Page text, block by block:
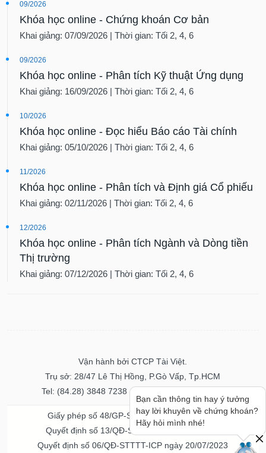
09/2026
Khóa học online - Chứng khoán Cơ bản
Khai giảng: 07/09/2026 | Thời gian: Tối 2, 4, 6
09/2026
Khóa học online - Phân tích Kỹ thuật Ứng dụng
Khai giảng: 16/09/2026 | Thời gian: Tối 2, 4, 6
10/2026
Khóa học online - Đọc hiểu Báo cáo Tài chính
Khai giảng: 05/10/2026 | Thời gian: Tối 2, 4, 6
11/2026
Khóa học online - Phân tích và Định giá Cổ phiếu
Khai giảng: 02/11/2026 | Thời gian: Tối 2, 4, 6
12/2026
Khóa học online - Phân tích Ngành và Dòng tiền
Thị trường
Khai giảng: 07/12/2026 | Thời gian: Tối 2, 4, 6
Vận hành bởi CTCP Tài Việt.
Trụ sở: 28/47 Lê Thị Hồng, P.Gò Vấp, Tp.HCM
Tel: (84.28) 3848 7238 - Fax: (84.28) 3848 7237
Giấy phép số 48/GP-STTTT ngày 04/11/2016
Quyết định số 13/QĐ-STTTT ngày 02/11/2017
Quyết định số 06/QĐ-STTTT-ICP ngày 20/07/2023
Bạn cần thông tin hay ý tưởng
hay lời khuyên về chứng khoán?
Hãy hỏi mình nhé!